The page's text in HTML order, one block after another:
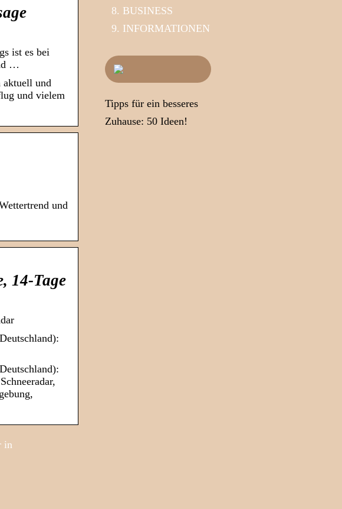
ist es bei
…
aktuell und
und vielem
und
14-Tage
in
BUSINESS
INFORMATIONEN
Tipps für ein besseres
Zuhause: 50 Ideen!